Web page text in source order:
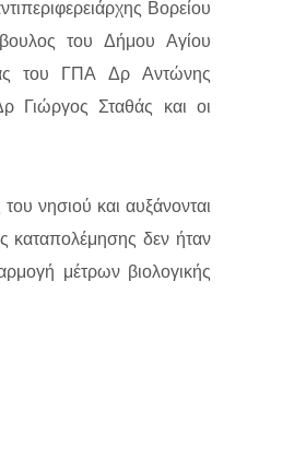
Βορείου
του Δήμου Αγίου
του ΓΠΑ Δρ Αντώνης
Γιώργος Σταθάς και οι
νησιού και αυξάνονται
καταπολέμησης δεν ήταν
μέτρων βιολογικής